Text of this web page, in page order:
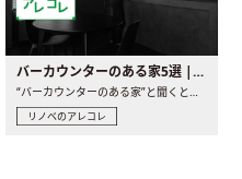
バーカウンターのある家5選 | 日常に馴染む“距離の近い”キッチンとは
リノベのアレコレ